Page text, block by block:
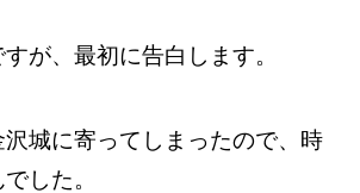
が、最初に告白します。
城に寄ってしまったので、時
した。